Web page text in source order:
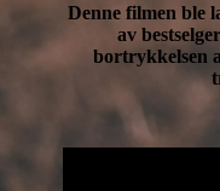
Denne filmen ble
av
bortrykkelsen